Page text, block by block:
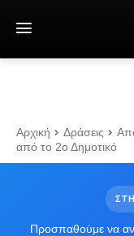
Αρχική Δράσεις
από το 2ο Δημοτικό
Προσπαθούμε να